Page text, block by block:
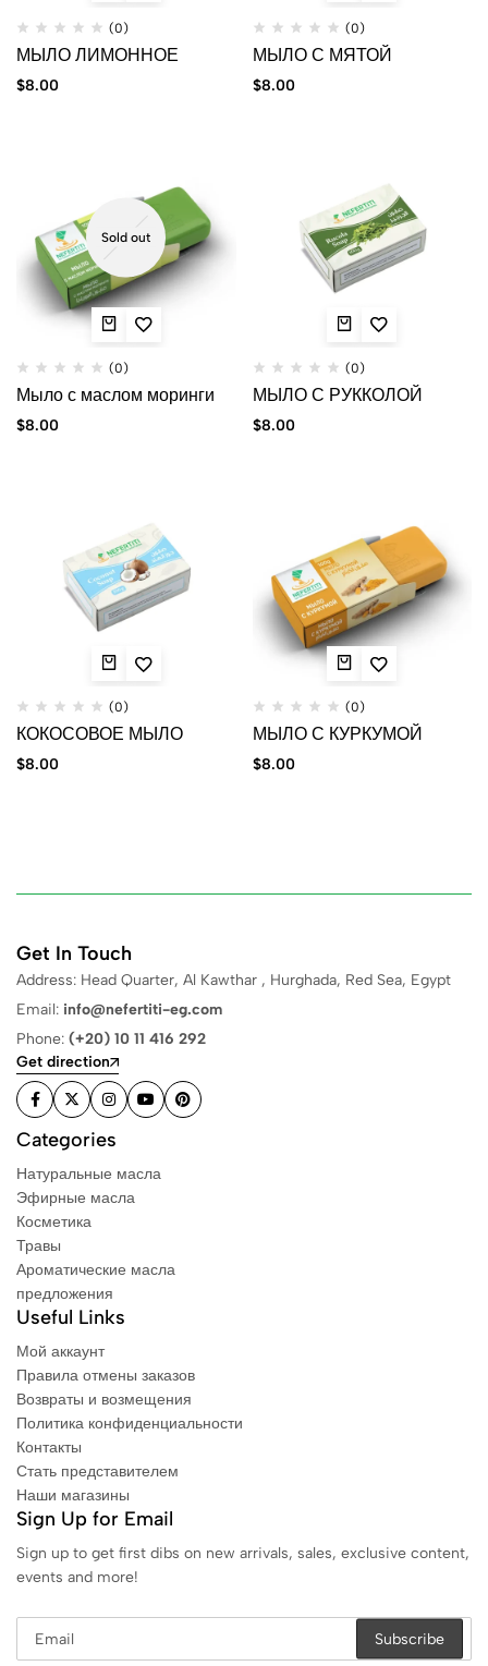
(0)
МЫЛО ЛИМОННОЕ
$8.00
(0)
МЫЛО С МЯТОЙ
$8.00
Sold out
(0)
Мыло с маслом моринги
$8.00
(0)
МЫЛО С РУККОЛОЙ
$8.00
(0)
КОКОСОВОЕ МЫЛО
$8.00
(0)
МЫЛО С КУРКУМОЙ
$8.00
Get In Touch
Address: Head Quarter, Al Kawthar , Hurghada, Red Sea, Egypt
Email: info@nefertiti-eg.com
Phone: (+20) 10 11 416 292
Get direction
Categories
Натуральные масла
Эфирные масла
Косметика
Травы
Ароматические масла
предложения
Useful Links
Мой аккаунт
Правила отмены заказов
Возвраты и возмещения
Политика конфиденциальности
Контакты
Стать представителем
Наши магазины
Sign Up for Email
Sign up to get first dibs on new arrivals, sales, exclusive content,
events and more!